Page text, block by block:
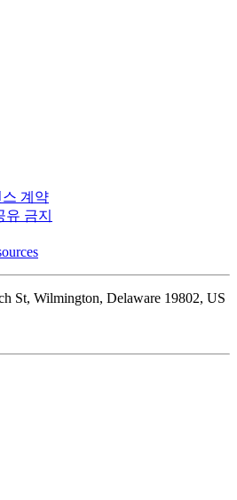
계약
금지
St, Wilmington, Delaware 19802, US